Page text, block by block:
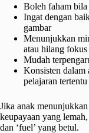
Boleh faham bila
Ingat dengan
gambar
Menunjukkan
atau hilang fokus
Mudah
Konsisten
pelajaran tertentu
Jika anak
keupayaan yang
dan ‘fuel’ yang betul.